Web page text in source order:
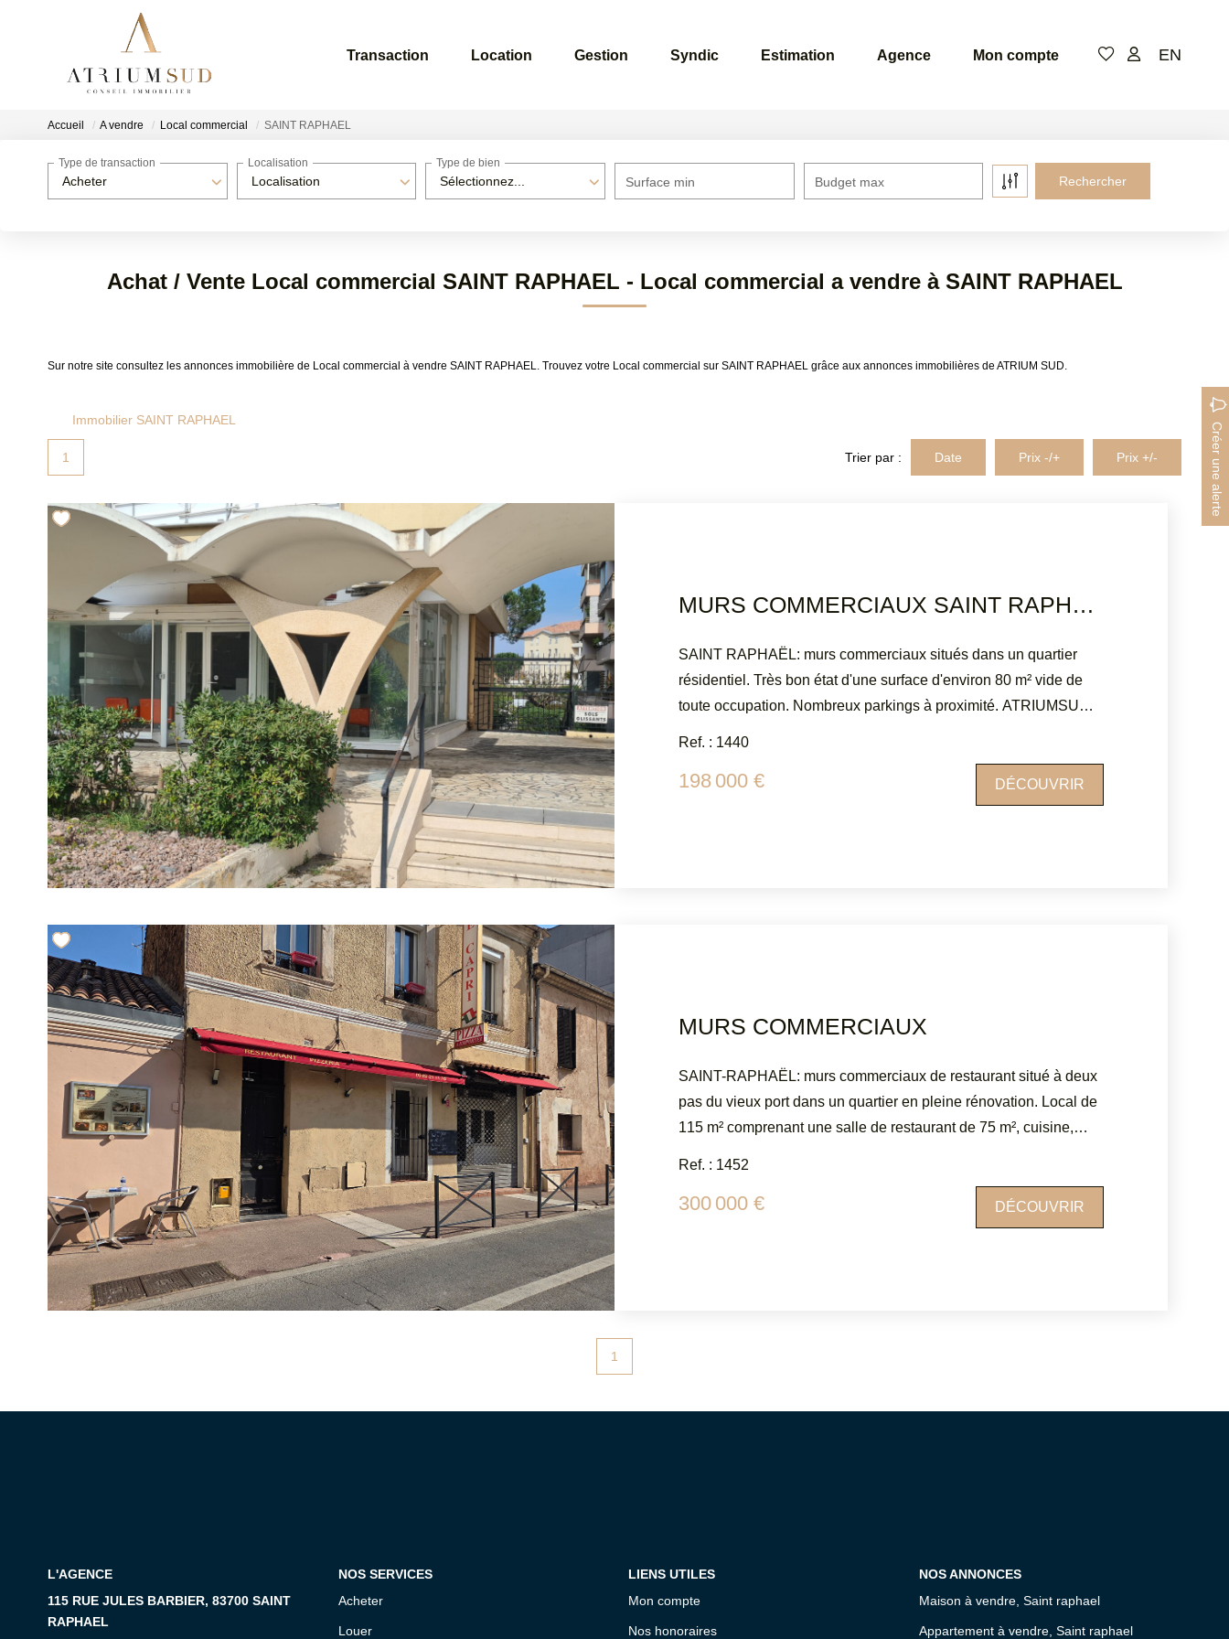
Transaction Location Gestion Syndic Estimation Agence Mon compte EN
Accueil A vendre Local commercial SAINT RAPHAEL
Acheter
Type de transaction
Localisation
Localisation
Sélectionnez...
Type de bien
Surface min Budget max
Achat / Vente Local commercial SAINT RAPHAEL - Local commercial a vendre à SAINT RAPHAEL
Sur notre site consultez les annonces immobilière de Local commercial à vendre SAINT RAPHAEL. Trouvez votre Local commercial sur SAINT RAPHAEL grâce aux annonces immobilières de ATRIUM SUD.
Immobilier SAINT RAPHAEL
Créer une alerte
1 Trier par : Date Prix -/+ Prix +/-
MURS COMMERCIAUX SAINT RAPHAEL 80 M2
SAINT RAPHAËL: murs commerciaux situés dans un quartier
résidentiel. Très bon état d'une surface d'environ 80 m² vide de
toute occupation. Nombreux parkings à proximité. ATRIUMSUD
ce bien est exposé sont disponibles sur le site Géorisques :
Ref. : 1440
198 000 € DÉCOUVRIR
MURS COMMERCIAUX
SAINT-RAPHAËL: murs commerciaux de restaurant situé à deux
pas du vieux port dans un quartier en pleine rénovation. Local de
115 m² comprenant une salle de restaurant de 75 m², cuisine,
CONSEIL IMMOBILIER Tel agence : 04 94 83 19 96 Les
informations sur les risques auxquels ce bien est exposé sont
Ref. : 1452
300 000 € DÉCOUVRIR
1
L'AGENCE
115 RUE JULES BARBIER, 83700 SAINT
RAPHAEL
NOS SERVICES
Acheter
Louer
LIENS UTILES
Mon compte
Nos honoraires
NOS ANNONCES
Maison à vendre, Saint raphael
Appartement à vendre, Saint raphael